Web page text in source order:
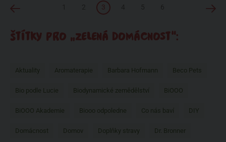
3
ŠTÍTKY PRO „ZELENÁ DOMÁCNOST“:
Aktuality Aromaterapie Barbara Hofmann Beco Pets
Bio podle Lucie Biodynamické zemědělství BiOOO
BiOOO Akademie Biooo odpoledne Co nás baví DIY
Domácnost Domov Doplňky stravy Dr. Bronner